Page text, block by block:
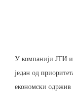
У компанији ЈТИ
један од
економски одржив